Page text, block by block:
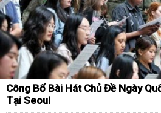
Công Bố Bài Hát Chủ Đề Ngày
Tại Seoul